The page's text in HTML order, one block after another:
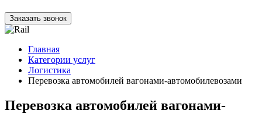
Заказать звонок
Главная
Категории услуг
Логистика
Перевозка автомобилей вагонами-автомобилевозами
Перевозка автомобилей вагонами-